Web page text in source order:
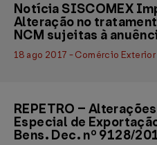
Notícia SISCOMEX
Alteração no
NCM sujeitas à
18 ago 2017 - Comércio Exterior
REPETRO –
Especial de
Bens. Dec. nº 9128/